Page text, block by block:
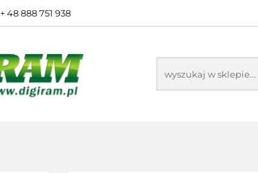
+ 48 888 751 938
SIEĆ MONITORING